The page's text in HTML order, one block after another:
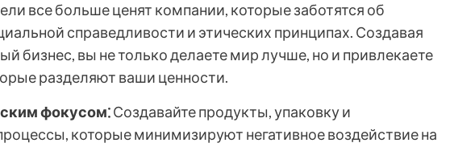
все больше ценят компании, которые заботятся об
справедливости и этических принципах. Создавая
бизнес, вы не только делаете мир лучше, но и привлекаете
разделяют ваши ценности.
фокусом⁚Создавайте продукты, упаковку и
которые минимизируют негативное воздействие на